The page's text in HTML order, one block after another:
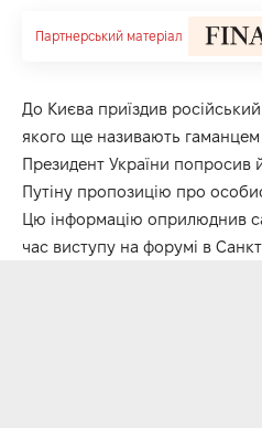
Партнерський матеріал
До Києва приїздив
якого ще називають гаманцем
Президент України
Путіну пропозицію про
Цю інформацію оприлюднив
час виступу на форумі в